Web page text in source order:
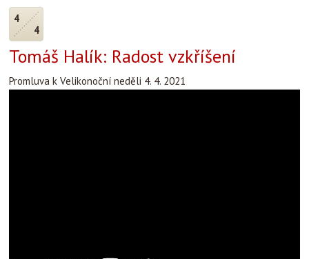
4
4
Tomáš Halík: Radost vzkříšení
Promluva k Velikonoční neděli 4. 4. 2021